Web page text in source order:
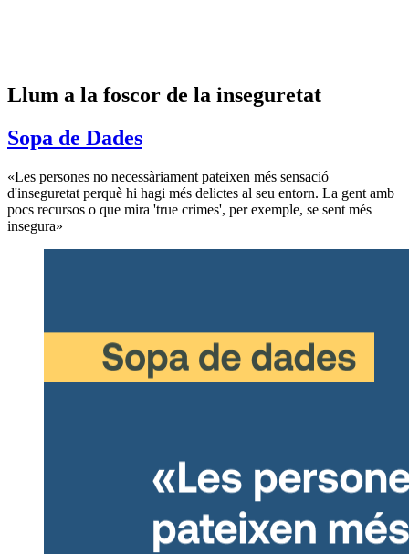
Llum a la foscor de la inseguretat
Sopa de Dades
«Les persones no necessàriament pateixen més sensació
d'inseguretat perquè hi hagi més delictes al seu entorn. La gent amb
pocs recursos o que mira 'true crimes', per exemple, se sent més
insegura»